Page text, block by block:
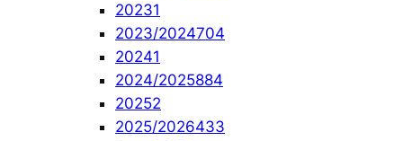
20231
2023/2024704
20241
2024/2025884
20252
2025/2026433